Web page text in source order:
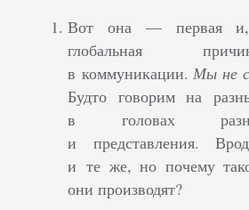
Вот она — первая и,
глобальная
в коммуникации. Мы не
Будто говорим на
в головах
и представления.
и те же, но почему
они производят?